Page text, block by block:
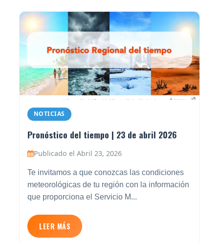
NOTICIAS
Pronóstico del tiempo | 23 de abril 2026
Publicado el Abril 23, 2026
Te invitamos a que conozcas las condiciones
meteorológicas de tu región con la información
que proporciona el Servicio M...
LEER MÁS